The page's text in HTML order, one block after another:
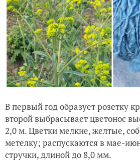
В первый год образует розетку
второй выбрасывает цветонос
2,0 м. Цветки мелкие, желтые,
метелку; распускаются в мае-
стручки, длиной до 8,0 мм.